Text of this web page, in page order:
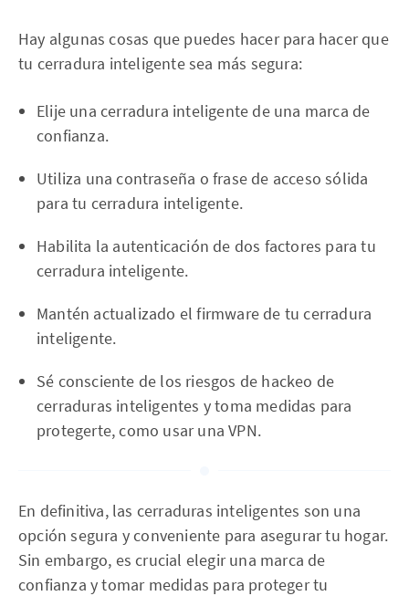
Hay algunas cosas que puedes hacer para hacer que
tu cerradura inteligente sea más segura:
Elije una cerradura inteligente de una marca de
confianza.
Utiliza una contraseña o frase de acceso sólida
para tu cerradura inteligente.
Habilita la autenticación de dos factores para tu
cerradura inteligente.
Mantén actualizado el firmware de tu cerradura
inteligente.
Sé consciente de los riesgos de hackeo de
cerraduras inteligentes y toma medidas para
protegerte, como usar una VPN.
En definitiva, las cerraduras inteligentes son una
opción segura y conveniente para asegurar tu hogar.
Sin embargo, es crucial elegir una marca de
confianza y tomar medidas para proteger tu